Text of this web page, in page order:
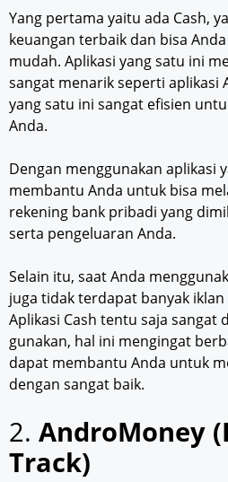
Yang pertama yaitu ada Cash,
keuangan terbaik dan bisa
mudah. Aplikasi yang satu ini
sangat menarik seperti aplikasi
yang satu ini sangat efisien
Anda.
Dengan menggunakan aplikasi
membantu Anda untuk bisa
rekening bank pribadi yang
serta pengeluaran Anda.
Selain itu, saat Anda
juga tidak terdapat banyak
Aplikasi Cash tentu saja sangat
gunakan, hal ini mengingat
dapat membantu Anda untuk
dengan sangat baik.
2. AndroMoney
Track)